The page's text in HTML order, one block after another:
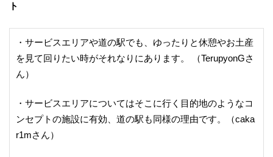
ト
・サービスエリアや道の駅でも、ゆったりと休憩やお土産
を見て回りたい時がそれなりにあります。 （TerupyonGさ
ん）
・サービスエリアについてはそこに行く目的地のようなコ
ンセプトの施設に有効、道の駅も同様の理由です。（caka
r1mさん）